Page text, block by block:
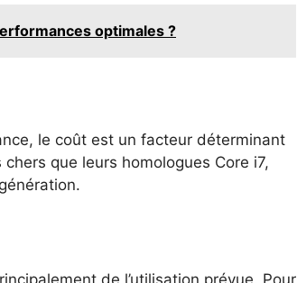
optimales ?
le coût est un facteur déterminant
que leurs homologues Core i7,
de l’utilisation prévue. Pour